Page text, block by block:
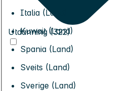
Italia (Land)
Kuwait (Land)
Spania (Land)
Sveits (Land)
Sverige (Land)
Utdanning (322)